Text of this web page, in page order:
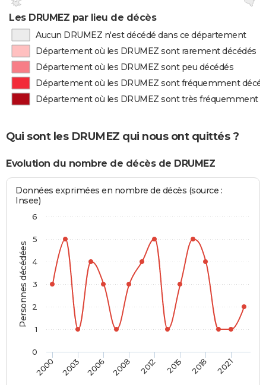
Les DRUMEZ par lieu de décès
Aucun DRUMEZ n'est décédé dans ce département
Département où les DRUMEZ sont rarement décédés
Département où les DRUMEZ sont peu décédés
Département où les DRUMEZ sont fréquemment
Département où les DRUMEZ sont très fréquemment
Qui sont les DRUMEZ qui nous ont quittés ?
Evolution du nombre de décès de DRUMEZ
Personnes décédées
Données exprimées en nombre de décès (source :
Insee)
2000 2003 2006 2008 2012 2015 2018 2021
0
1
2
3
4
5
6